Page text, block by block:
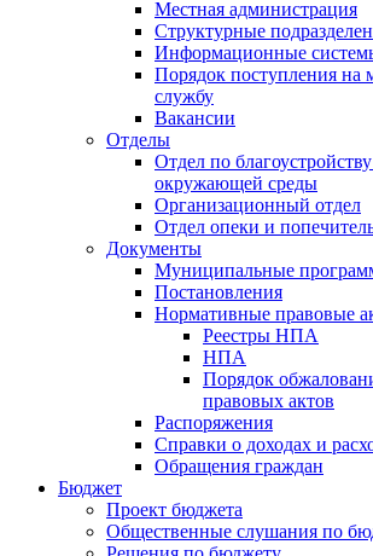
Местная администрация
Структурные
Информационные
Порядок поступления
службу
Вакансии
Отделы
Отдел по
окружающей среды
Организационный отдел
Отдел опеки и
Документы
Муниципальные
Постановления
Нормативные правовые
Реестры НПА
НПА
Порядок
правовых актов
Распоряжения
Справки о доходах и
Обращения граждан
Бюджет
Проект бюджета
Общественные слушания по